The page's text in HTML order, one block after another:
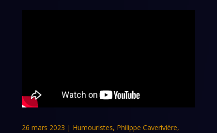
26 mars 2023 | Humouristes, Philippe Caverivière,